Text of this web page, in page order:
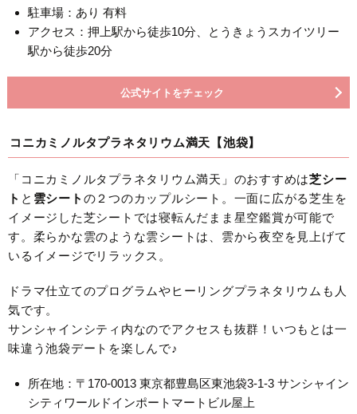
駐車場：あり 有料
アクセス：押上駅から徒歩10分、とうきょうスカイツリー
駅から徒歩20分
公式サイトをチェック
コニカミノルタプラネタリウム満天【池袋】
「コニカミノルタプラネタリウム満天」のおすすめは芝シー
ト と 雲シート の２つのカップルシート。一面に広がる芝生を
イメージした芝シートでは寝転んだまま星空鑑賞が可能で
す。柔らかな雲のような雲シートは、雲から夜空を見上げて
いるイメージでリラックス。
ドラマ仕立てのプログラムやヒーリングプラネタリウムも人
気です。
サンシャインシティ内なのでアクセスも抜群！いつもとは一
味違う池袋デートを楽しんで♪
所在地：〒170-0013 東京都豊島区東池袋3-1-3 サンシャイン
シティワールドインポートマートビル屋上